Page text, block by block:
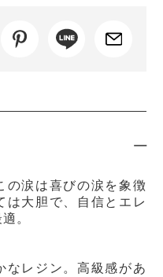
の涙は喜びの涙を象徴
は大胆で、自信とエレ
。
なレジン。高級感があ